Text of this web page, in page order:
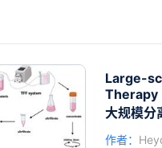
Large-
Therapy
大规模分
作者：